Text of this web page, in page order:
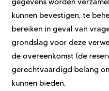
kunnen bevestigen, te
bereiken in geval van
grondslag voor deze
de overeenkomst (de
gerechtvaardigd belang
kunnen bieden.